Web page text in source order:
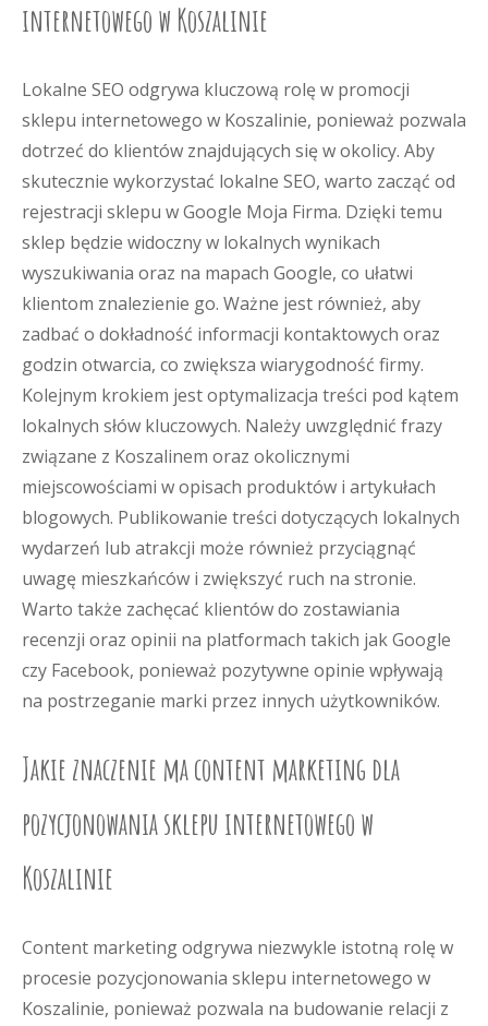
internetowego w Koszalinie
Lokalne SEO odgrywa kluczową rolę w promocji
sklepu internetowego w Koszalinie, ponieważ pozwala
dotrzeć do klientów znajdujących się w okolicy. Aby
skutecznie wykorzystać lokalne SEO, warto zacząć od
rejestracji sklepu w Google Moja Firma. Dzięki temu
sklep będzie widoczny w lokalnych wynikach
wyszukiwania oraz na mapach Google, co ułatwi
klientom znalezienie go. Ważne jest również, aby
zadbać o dokładność informacji kontaktowych oraz
godzin otwarcia, co zwiększa wiarygodność firmy.
Kolejnym krokiem jest optymalizacja treści pod kątem
lokalnych słów kluczowych. Należy uwzględnić frazy
związane z Koszalinem oraz okolicznymi
miejscowościami w opisach produktów i artykułach
blogowych. Publikowanie treści dotyczących lokalnych
wydarzeń lub atrakcji może również przyciągnąć
uwagę mieszkańców i zwiększyć ruch na stronie.
Warto także zachęcać klientów do zostawiania
recenzji oraz opinii na platformach takich jak Google
czy Facebook, ponieważ pozytywne opinie wpływają
na postrzeganie marki przez innych użytkowników.
Jakie znaczenie ma content marketing dla
pozycjonowania sklepu internetowego w
Koszalinie
Content marketing odgrywa niezwykle istotną rolę w
procesie pozycjonowania sklepu internetowego w
Koszalinie, ponieważ pozwala na budowanie relacji z